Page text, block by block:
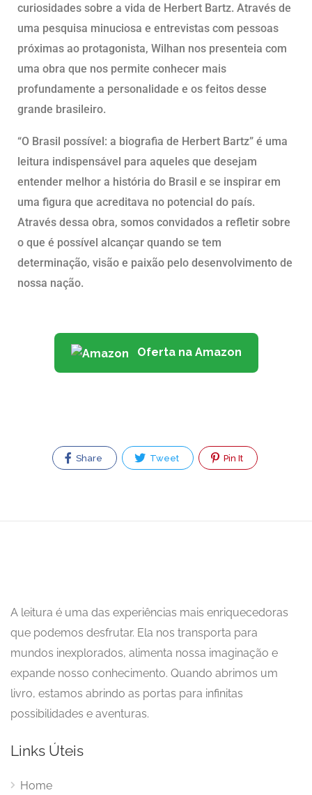
curiosidades sobre a vida de Herbert Bartz. Através de
uma pesquisa minuciosa e entrevistas com pessoas
próximas ao protagonista, Wilhan nos presenteia com
uma obra que nos permite conhecer mais
profundamente a personalidade e os feitos desse
grande brasileiro.
“O Brasil possível: a biografia de Herbert Bartz” é uma
leitura indispensável para aqueles que desejam
entender melhor a história do Brasil e se inspirar em
uma figura que acreditava no potencial do país.
Através dessa obra, somos convidados a refletir sobre
o que é possível alcançar quando se tem
determinação, visão e paixão pelo desenvolvimento de
nossa nação.
Oferta na Amazon
Share Tweet Pin It
A leitura é uma das experiências mais enriquecedoras
que podemos desfrutar. Ela nos transporta para
mundos inexplorados, alimenta nossa imaginação e
expande nosso conhecimento. Quando abrimos um
livro, estamos abrindo as portas para infinitas
possibilidades e aventuras.
Links Úteis
Home